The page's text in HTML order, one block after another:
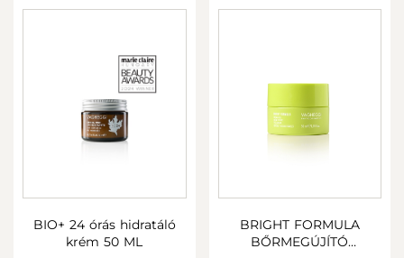
BIO+ 24 órás hidratáló
krém 50 ML
BRIGHT FORMULA
BŐRMEGÚJÍTÓ